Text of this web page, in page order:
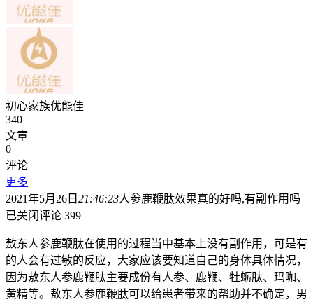
初心家族优能佳
340
文章
0
评论
更多
2021年5月26日 21:46:23人参鹿鞭肽效果真的好吗,有副作用吗
已关闭评论 399
敖东人参鹿鞭肽在使用的过程当中基本上没有副作用，可是有
的人会有过敏的反应，大家应该要知道自己的身体具体情况，
因为敖东人参鹿鞭肽主要成份有人参、鹿鞭、牡蛎肽、玛咖、
黄精等。敖东人参鹿鞭肽可以给患者带来的帮助并不确定，男